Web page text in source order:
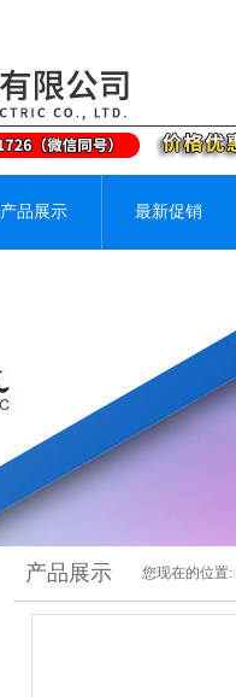
产品展示 最新促销
产品展示 您现在的位置: